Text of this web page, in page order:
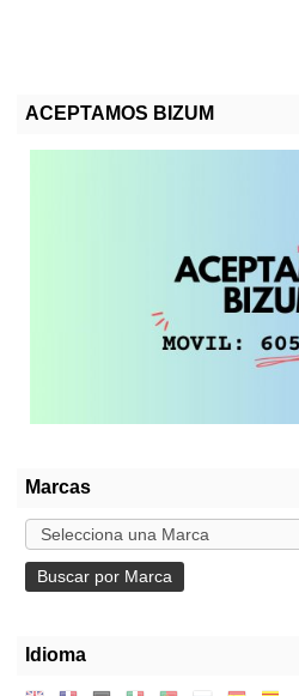
ACEPTAMOS BIZUM
Marcas
Idioma